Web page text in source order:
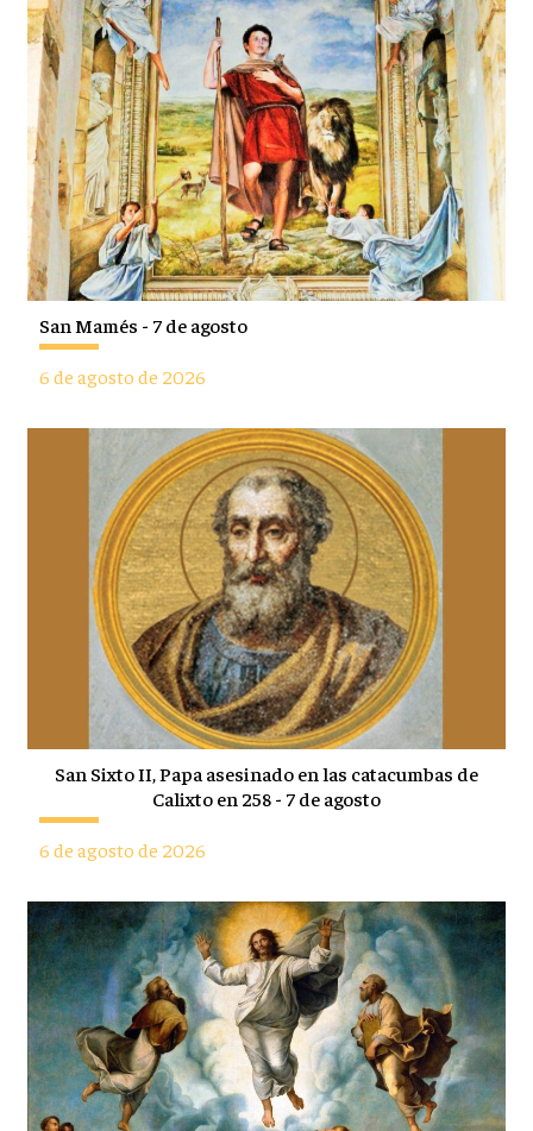
San Mamés - 7 de agosto
6 de agosto de 2026
San Sixto II, Papa asesinado en las catacumbas de
Calixto en 258 - 7 de agosto
6 de agosto de 2026